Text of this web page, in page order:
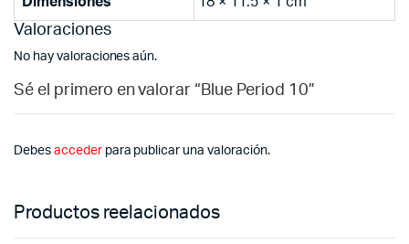
Valoraciones
No hay valoraciones aún.
Sé el primero en valorar “Blue Period 10”
Debes accederpara publicar una valoración.
Productos reelacionados